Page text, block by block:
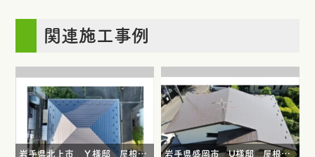
関連施工事例
岩手県北上市 Ｙ様邸 屋根塗装工事・外部塗装工事・コーキング打ち替え工事・外壁塗装工事・雨樋工事・雪止め工事 岩手県盛岡市 U様邸 屋根塗装工事・外壁塗装工事・外部塗装工事